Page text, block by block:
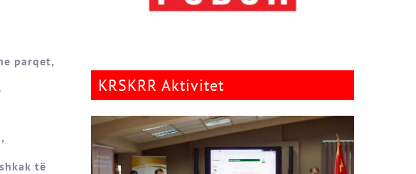
parqet,
të
KRSKRR Aktivitet